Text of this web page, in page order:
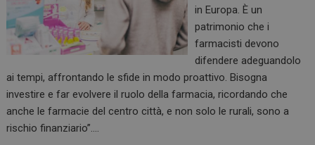
in Europa. È un
patrimonio che i
farmacisti devono
difendere adeguandolo
ai tempi, affrontando le sfide in modo proattivo. Bisogna
investire e far evolvere il ruolo della farmacia, ricordando che
anche le farmacie del centro città, e non solo le rurali, sono a
rischio finanziario”.…